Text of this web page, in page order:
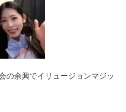
余興でイリュージョンマジッ